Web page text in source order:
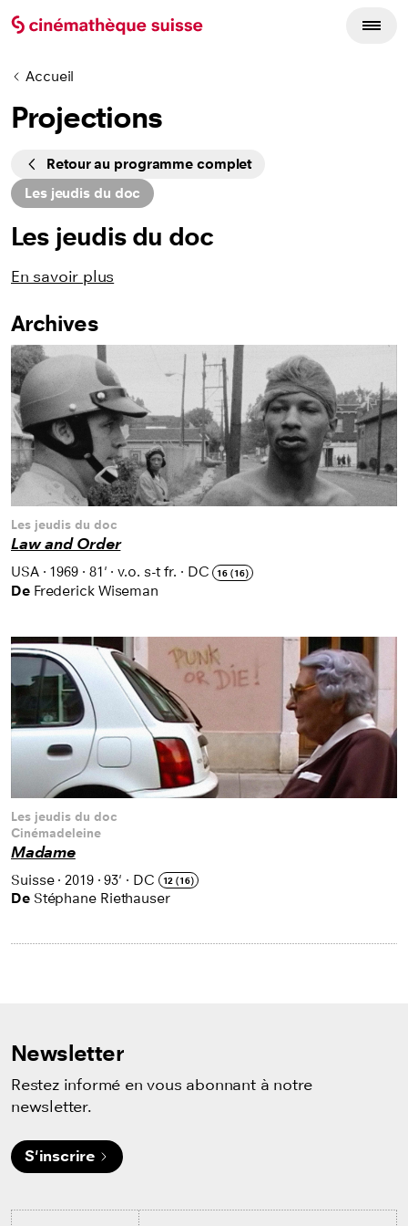
Accueil
Projections
CyclesRetour au programme complet
Les jeudis du doc
Les jeudis du doc
En savoir plus
Listing des films
Archives
Les jeudis du doc
Law and Order
USA· 1969 · 81' ·v.o. s-t fr. · DC 16 (16)
De Frederick Wiseman
Les jeudis du doc
Cinémadeleine
Madame
Suisse·2019·93' · DC 12 (16)
De Stéphane Riethauser
Newsletter
Restez informé en vous abonnant à notre
newsletter.
S'inscrire